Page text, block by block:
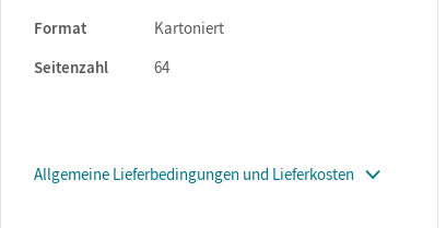
Format
Kartoniert
Seitenzahl
64
Allgemeine Lieferbedingungen und Lieferkosten